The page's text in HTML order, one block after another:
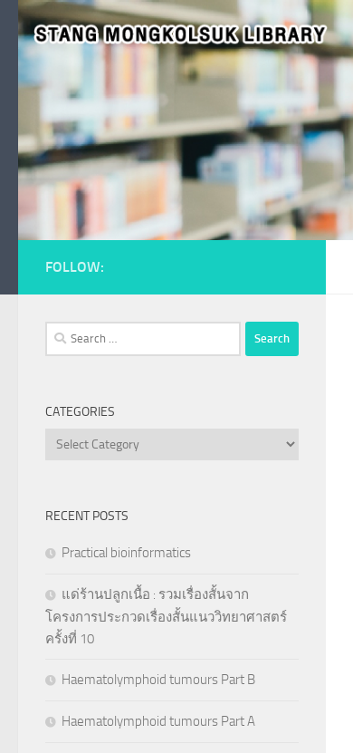
Skip to content
FOLLOW:
Search
for:
CATEGORIES
Categories
RECENT POSTS
Practical bioinformatics
แด่ร้านปลูกเนื้อ : รวมเรื่องสั้นจาก
โครงการประกวดเรื่องสั้นแนววิทยาศาสตร์
ครั้งที่ 10
Haematolymphoid tumours Part B
Haematolymphoid tumours Part A